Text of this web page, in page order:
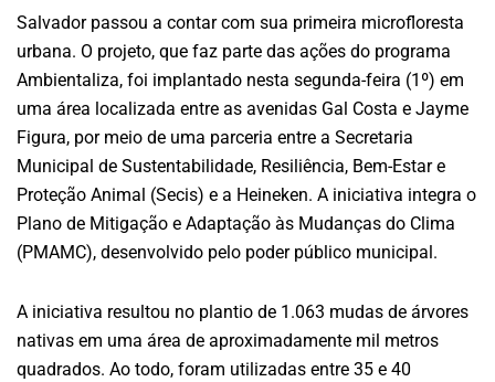
Salvador passou a contar com sua primeira microfloresta
urbana. O projeto, que faz parte das ações do programa
Ambientaliza, foi implantado nesta segunda-feira (1º) em
uma área localizada entre as avenidas Gal Costa e Jayme
Figura, por meio de uma parceria entre a Secretaria
Municipal de Sustentabilidade, Resiliência, Bem-Estar e
Proteção Animal (Secis) e a Heineken. A iniciativa integra o
Plano de Mitigação e Adaptação às Mudanças do Clima
(PMAMC), desenvolvido pelo poder público municipal.
A iniciativa resultou no plantio de 1.063 mudas de árvores
nativas em uma área de aproximadamente mil metros
quadrados. Ao todo, foram utilizadas entre 35 e 40